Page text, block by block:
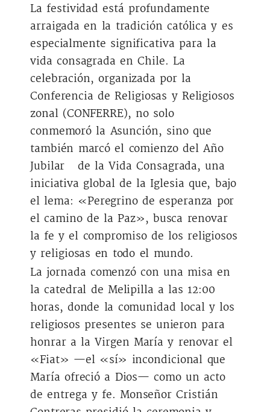
La festividad está profundamente
arraigada en la tradición católica y es
especialmente significativa para la
vida consagrada en Chile. La
celebración, organizada por la
Conferencia de Religiosas y Religiosos
zonal (CONFERRE), no solo
conmemoró la Asunción, sino que
también marcó el comienzo del Año
Jubilar de la Vida Consagrada, una
iniciativa global de la Iglesia que, bajo
el lema: «Peregrino de esperanza por
el camino de la Paz», busca renovar
la fe y el compromiso de los religiosos
y religiosas en todo el mundo.
La jornada comenzó con una misa en
la catedral de Melipilla a las 12:00
horas, donde la comunidad local y los
religiosos presentes se unieron para
honrar a la Virgen María y renovar el
«Fiat» —el «sí» incondicional que
María ofreció a Dios— como un acto
de entrega y fe. Monseñor Cristián